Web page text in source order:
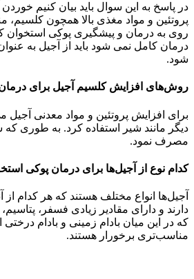
در پاسخ به این سوال باید بیان کنیم خوردن
پروتئین و مواد مغذی بالا همچون کلسیم،
روی به درمان و پیشگیری پوکی
درمان کامل نمی شود باید از آجیل به
شود.
روش‌های افزایش کلسیم آجیل برای
برای افزایش پروتئین و مواد معدنی آجیل
دیگر مانند شیر استفاده کرد. به طوری
مصرف نمود.
کدام نوع از آجیل‌ها برای درمان پوکی
آجیل‌ها انواع مختلف هستند که هر کدام از
دارند و دارای مقادیر زیادی فسفر،
که در این میان بادام زمینی و بادام
مناسب‌تری برخورار هستند.